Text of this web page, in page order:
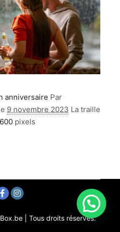
anniversaire Par
9 novembre 2023 La traille
pixels
| Tous droits réservés.